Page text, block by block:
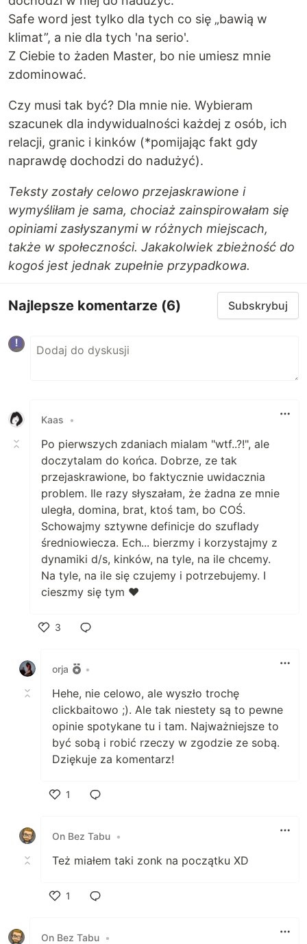
Safe word jest tylko dla tych co się „bawią w
klimat”, a nie dla tych 'na serio'.
Z Ciebie to żaden Master, bo nie umiesz mnie
zdominować.
Czy musi tak być? Dla mnie nie. Wybieram
szacunek dla indywidualności każdej z osób, ich
relacji, granic i kinków (*pomijając fakt gdy
naprawdę dochodzi do nadużyć).
Teksty zostały celowo przejaskrawione i
wymyśliłam je sama, chociaż zainspirowałam się
opiniami zasłyszanymi w różnych miejscach,
także w społeczności. Jakakolwiek zbieżność do
kogoś jest jednak zupełnie przypadkowa.
Najlepsze komentarze (6) Subskrybuj
Kaas •
Po pierwszych zdaniach mialam "wtf..?!", ale
doczytalam do końca. Dobrze, ze tak
przejaskrawione, bo faktycznie uwidacznia
problem. Ile razy słyszałam, że żadna ze mnie
uległa, domina, brat, ktoś tam, bo COŚ.
Schowajmy sztywne definicje do szuflady
średniowiecza. Ech... bierzmy i korzystajmy z
dynamiki d/s, kinków, na tyle, na ile chcemy.
Na tyle, na ile się czujemy i potrzebujemy. I
cieszmy się tym ❤️
3
orja
•
Hehe, nie celowo, ale wyszło trochę
clickbaitowo ;). Ale tak niestety są to pewne
opinie spotykane tu i tam. Najważniejsze to
być sobą i robić rzeczy w zgodzie ze sobą.
Dziękuje za komentarz!
1
On Bez Tabu •
Też miałem taki zonk na początku XD
1
On Bez Tabu •